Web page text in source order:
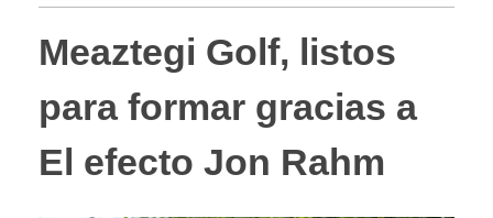
Meaztegi Golf, listos
para formar gracias a
El efecto Jon Rahm